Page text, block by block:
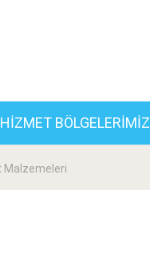
HİZMET BÖLGELERİMİZ
Malzemeleri